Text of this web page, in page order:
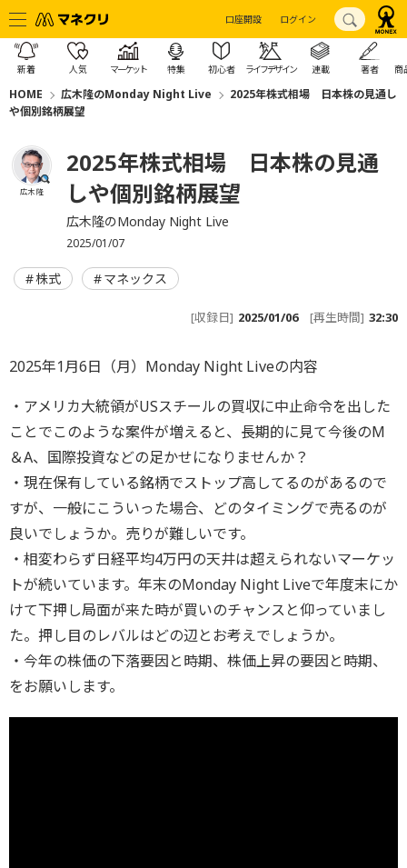
口座開設 ログイン
新着 人気 マーケット 特集 初心者 ライフデザイン 連載 著者 商
HOME 広木隆のMonday Night Live
2025年株式相場 日本株の見通し
や個別銘柄展望
広木 隆
2025年株式相場 日本株の見通
しや個別銘柄展望
広木隆のMonday Night Live
2025/01/07
株式 マネックス
[収録日] 2025/01/06 [再生時間] 32:30
2025年1月6日（月）Monday Night Liveの内容
・アメリカ大統領がUSスチールの買収に中止命令を出した
ことでこのような案件が増えると、長期的に見て今後のM
＆A、国際投資などの足かせになりませんか？
・現在保有している銘柄でストップ高してるのがあるので
すが、一般にこういった場合、どのタイミングで売るのが
良いでしょうか。売りが難しいです。
・相変わらず日経平均4万円の天井は超えられないマーケッ
トが続いています。年末のMonday Night Liveで年度末にか
けて下押し局面が来た時が買いのチャンスと仰っていまし
た。押し目のレバルはどの辺とお考えでしょうか。
・今年の株価の下落要因と時期、株価上昇の要因と時期、
をお願いします。